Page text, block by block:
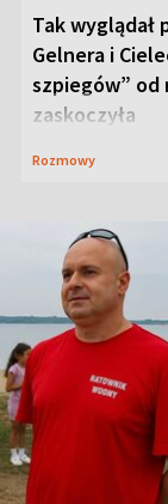
Tak wyglądał
Gelnera i
szpiegów” od
zaskoczyła
Rozmowy